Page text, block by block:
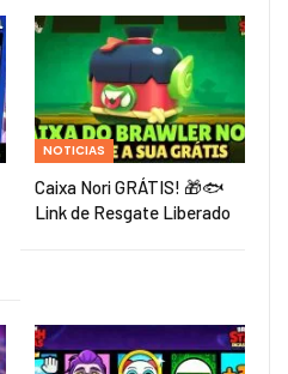
NOTICIAS
Caixa Nori GRÁTIS! 🎁🐟
Link de Resgate Liberado